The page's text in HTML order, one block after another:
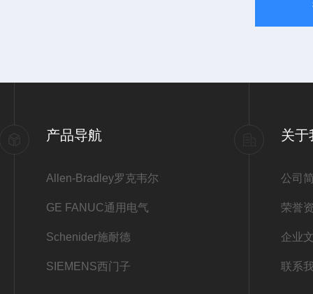
产品导航
Allen-Bradley罗克韦尔
GE FANUC通用电气
Schenider施耐德
SIEMENS西门子
关于
公司
荣誉
企业
联系